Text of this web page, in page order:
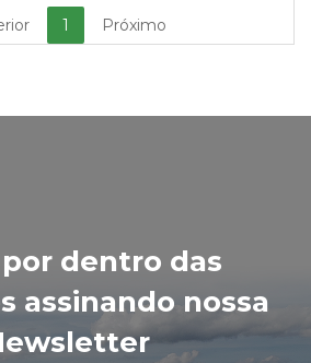
1 Próximo
dentro das
assinando nossa